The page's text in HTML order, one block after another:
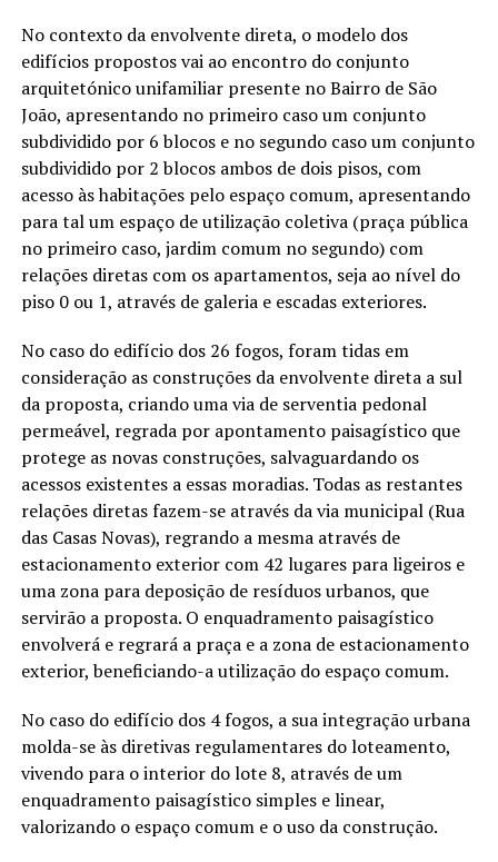
No contexto da envolvente direta, o modelo dos
edifícios propostos vai ao encontro do conjunto
arquitetónico unifamiliar presente no Bairro de São
João, apresentando no primeiro caso um conjunto
subdividido por 6 blocos e no segundo caso um conjunto
subdividido por 2 blocos ambos de dois pisos, com
acesso às habitações pelo espaço comum, apresentando
para tal um espaço de utilização coletiva (praça pública
no primeiro caso, jardim comum no segundo) com
relações diretas com os apartamentos, seja ao nível do
piso 0 ou 1, através de galeria e escadas exteriores.
No caso do edifício dos 26 fogos, foram tidas em
consideração as construções da envolvente direta a sul
da proposta, criando uma via de serventia pedonal
permeável, regrada por apontamento paisagístico que
protege as novas construções, salvaguardando os
acessos existentes a essas moradias. Todas as restantes
relações diretas fazem-se através da via municipal (Rua
das Casas Novas), regrando a mesma através de
estacionamento exterior com 42 lugares para ligeiros e
uma zona para deposição de resíduos urbanos, que
servirão a proposta. O enquadramento paisagístico
envolverá e regrará a praça e a zona de estacionamento
exterior, beneficiando-a utilização do espaço comum.
No caso do edifício dos 4 fogos, a sua integração urbana
molda-se às diretivas regulamentares do loteamento,
vivendo para o interior do lote 8, através de um
enquadramento paisagístico simples e linear,
valorizando o espaço comum e o uso da construção.